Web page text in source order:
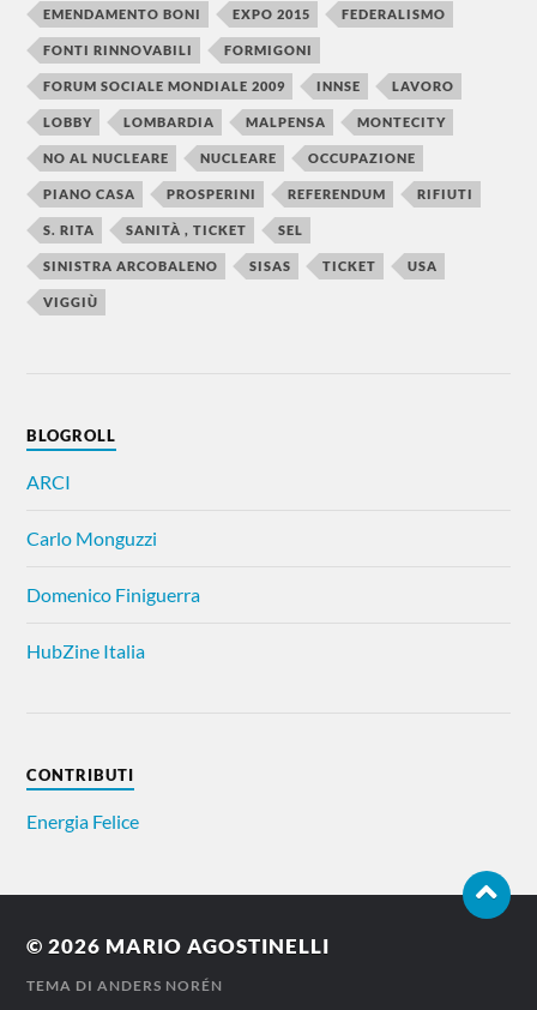
EMENDAMENTO BONI EXPO 2015 FEDERALISMO
FONTI RINNOVABILI FORMIGONI
FORUM SOCIALE MONDIALE 2009 INNSE LAVORO
LOBBY LOMBARDIA MALPENSA MONTECITY
NO AL NUCLEARE NUCLEARE OCCUPAZIONE
PIANO CASA PROSPERINI REFERENDUM RIFIUTI
S. RITA SANITÀ , TICKET SEL
SINISTRA ARCOBALENO SISAS TICKET USA
VIGGIÙ
BLOGROLL
ARCI
Carlo Monguzzi
Domenico Finiguerra
HubZine Italia
CONTRIBUTI
Energia Felice
© 2026 MARIO AGOSTINELLI
TEMA DIANDERS NORÉN